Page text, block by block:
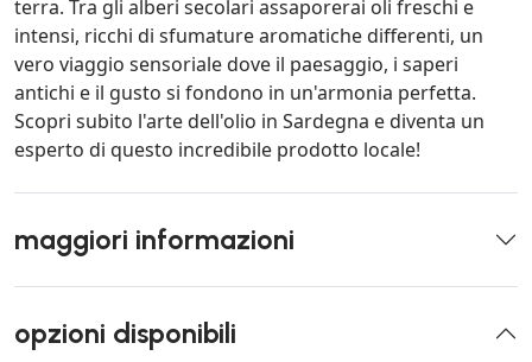
terra. Tra gli alberi secolari assaporerai oli freschi e
intensi, ricchi di sfumature aromatiche differenti, un
vero viaggio sensoriale dove il paesaggio, i saperi
antichi e il gusto si fondono in un'armonia perfetta.
Scopri subito l'arte dell'olio in Sardegna e diventa un
esperto di questo incredibile prodotto locale!
maggiori informazioni
opzioni disponibili